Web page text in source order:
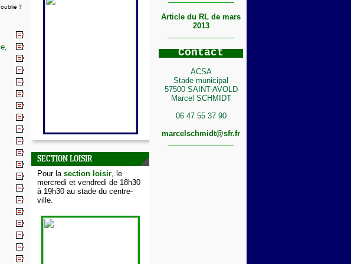
?
SECTION LOISIR
Pour la section loisir, le
mercredi et vendredi de 18h30
à 19h30 au stade du centre-
ville.
Article du RL de mars
2013
Contact
ACSA
Stade municipal
57500 SAINT-AVOLD
Marcel SCHMIDT
06 47 55 37 90
marcelschmidt@sfr.fr